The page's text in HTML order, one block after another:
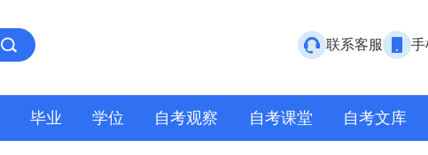
联系客服 手
毕业 学位 自考观察 自考课堂 自考文库